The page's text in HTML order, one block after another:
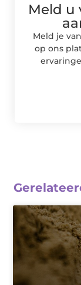
Meld u
Meld je
op ons